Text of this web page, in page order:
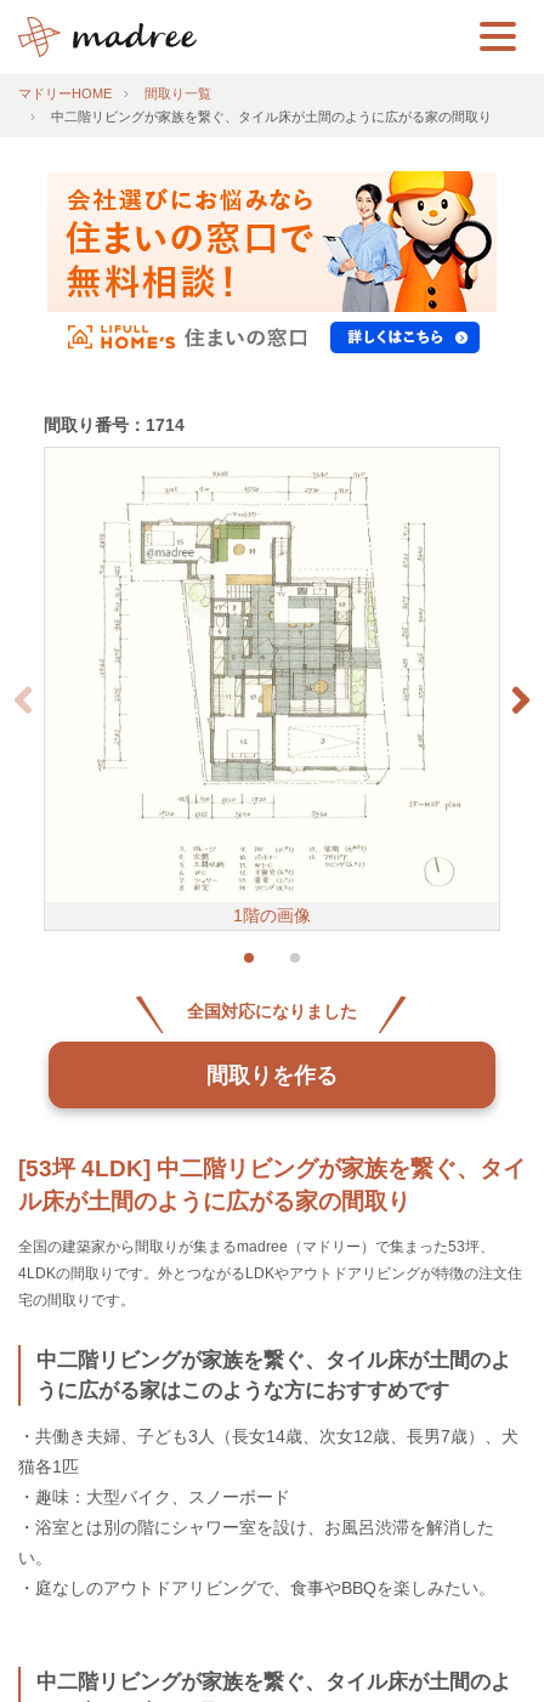
マドリーHOME
間取り一覧
中二階リビングが家族を繋ぐ、タイル床が土間のように広がる家の間取り
[53坪 4LDK] 中二階リビングが家族を繋ぐ、タイ
ル床が土間のように広がる家の間取り
全国の建築家から間取りが集まるmadree（マドリー）で集まった53坪、
4LDKの間取りです。外とつながるLDKやアウトドアリビングが特徴の注文住
宅の間取りです。
中二階リビングが家族を繋ぐ、タイル床が土間のよ
うに広がる家はこのような方におすすめです
・共働き夫婦、子ども3人（長女14歳、次女12歳、長男7歳）、犬
猫各1匹
・趣味：大型バイク、スノーボード
・浴室とは別の階にシャワー室を設け、お風呂渋滞を解消した
い。
・庭なしのアウトドアリビングで、食事やBBQを楽しみたい。
中二階リビングが家族を繋ぐ、タイル床が土間のよ
間取り番号：1714
1階の画像
全国対応になりました
間取りを作る